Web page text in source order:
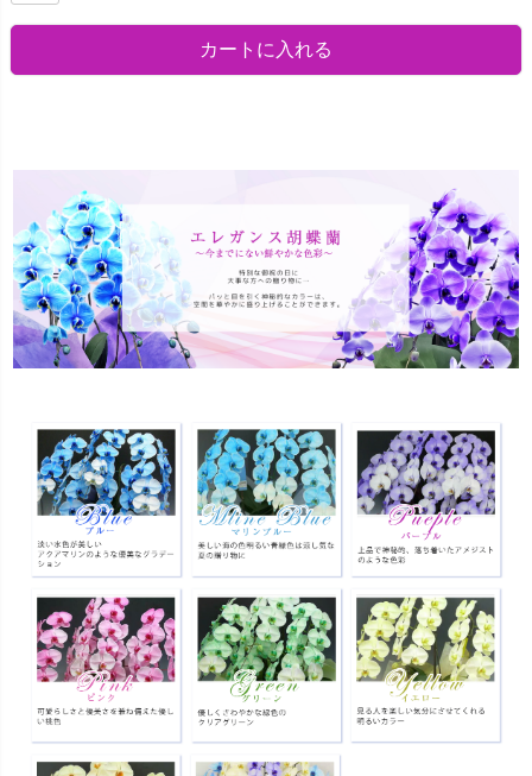
カートに入れる